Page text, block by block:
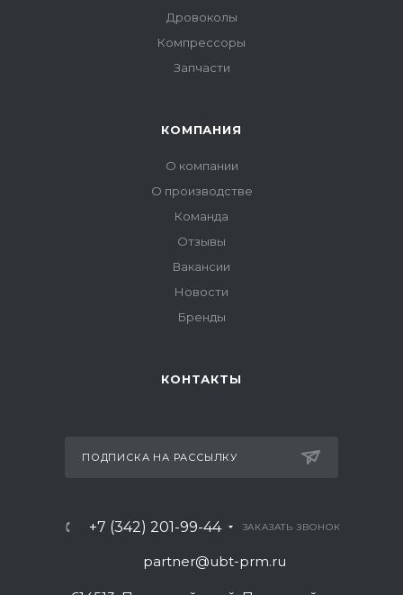
Дровоколы
Компрессоры
Запчасти
КОМПАНИЯ
О компании
О производстве
Команда
Отзывы
Вакансии
Новости
Бренды
КОНТАКТЫ
ПОДПИСКА НА РАССЫЛКУ
+7 (342) 201-99-44 ЗАКАЗАТЬ ЗВОНОК
partner@ubt-prm.ru